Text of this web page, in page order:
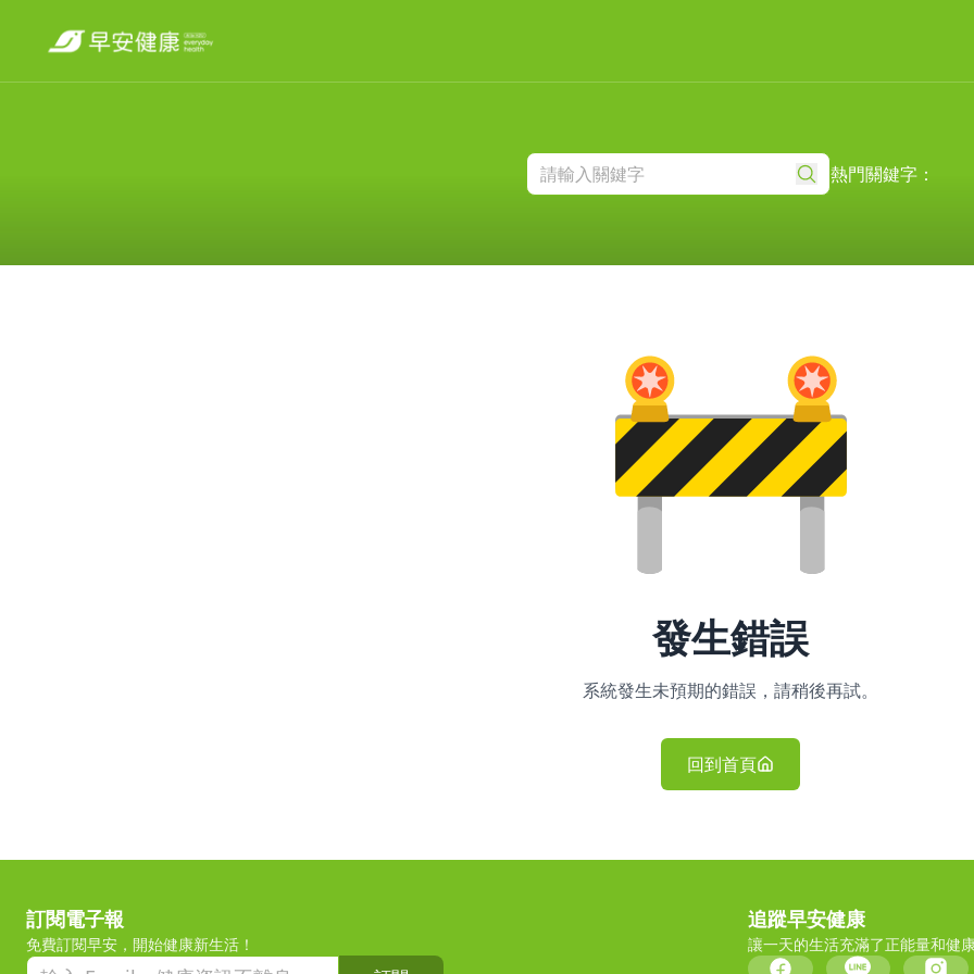
熱門關鍵字：
發生錯誤
系統發生未預期的錯誤，請稍後再試。
回到首頁
訂閱電子報
免費訂閱早安，開始健康新生活！
追蹤早安健康
讓一天的生活充滿了正能量和健